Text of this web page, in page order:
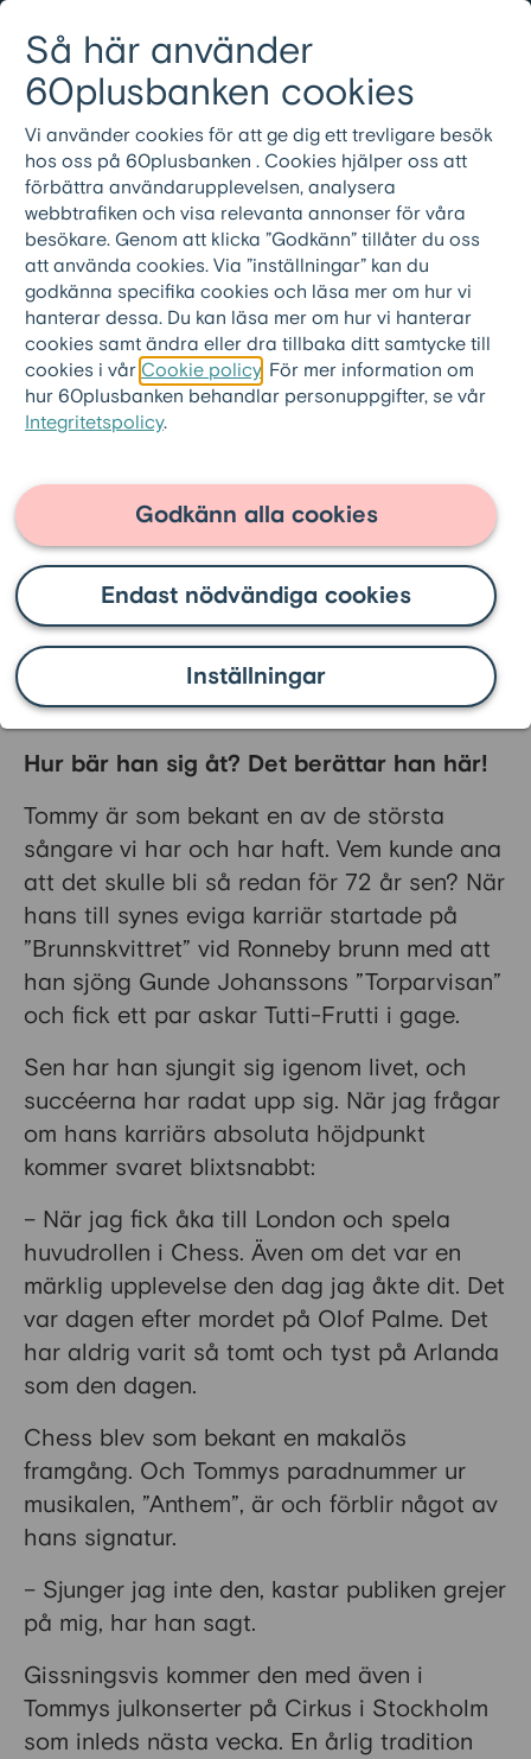
Så här använder
60plusbanken cookies
Vi använder cookies för att ge dig ett trevligare besök
hos oss på 60plusbanken . Cookies hjälper oss att
förbättra användarupplevelsen, analysera
webbtrafiken och visa relevanta annonser för våra
besökare. Genom att klicka ”Godkänn” tillåter du oss
att använda cookies. Via ”inställningar” kan du
godkänna specifika cookies och läsa mer om hur vi
hanterar dessa. Du kan läsa mer om hur vi hanterar
cookies samt ändra eller dra tillbaka ditt samtycke till
cookies i vår Cookie policy . För mer information om
hur 60plusbanken behandlar personuppgifter, se vår
Integritetspolicy.
Inställningar
Endast nödvändiga cookies
Godkänn alla cookies
Meny
08-501 01 200
60plusbanken.se
Så här håller sig
Tommy Körberg kvar
på toppen
Tommy Körberg, 77, blir visst aldrig
gammal.
Hur bär han sig åt? Det berättar han här!
Tommy är som bekant en av de största
sångare vi har och har haft. Vem kunde ana
att det skulle bli så redan för 72 år sen? När
hans till synes eviga karriär startade på
”Brunnskvittret” vid Ronneby brunn med att
han sjöng Gunde Johanssons ”Torparvisan”
och fick ett par askar Tutti-Frutti i gage.
Sen har han sjungit sig igenom livet, och
succéerna har radat upp sig. När jag frågar
om hans karriärs absoluta höjdpunkt
kommer svaret blixtsnabbt:
– När jag fick åka till London och spela
huvudrollen i Chess. Även om det var en
märklig upplevelse den dag jag åkte dit. Det
var dagen efter mordet på Olof Palme. Det
har aldrig varit så tomt och tyst på Arlanda
som den dagen.
Chess blev som bekant en makalös
framgång. Och Tommys paradnummer ur
musikalen, ”Anthem”, är och förblir något av
hans signatur.
– Sjunger jag inte den, kastar publiken grejer
på mig, har han sagt.
Gissningsvis kommer den med även i
Tommys julkonserter på Cirkus i Stockholm
som inleds nästa vecka. En årlig tradition